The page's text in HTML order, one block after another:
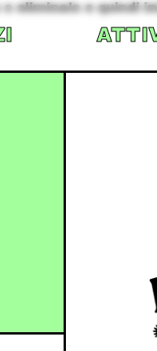
eliminalo e quindi